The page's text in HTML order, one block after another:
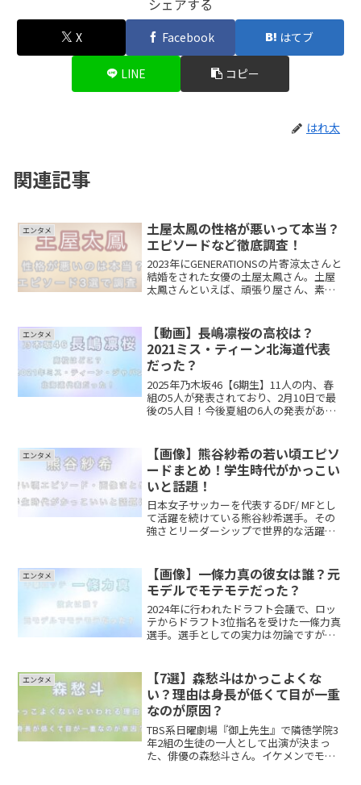
シェアする
X Facebook はてブ
LINE コピー
はれ太
関連記事
エンタメ
土屋太鳳の性格が悪いって本当？
エピソードなど徹底調査！
2023年にGENERATIONSの片寄涼太さんと
結婚をされた女優の土屋太鳳さん。土屋
太鳳さんといえば、頑張り屋さん、素
性格が悪いと言われているのでしょう
か。今回は、土...
エンタメ
【動画】長嶋凛桜の高校は？
2021ミス・ティーン北海道代表
だった？
2025年乃木坂46【6期生】11人の内、春
組の5人が発表されており、2月10日で最
後の5人目！今後夏組の6人の発表がある
い！」「透明感がすごい！」「齋藤飛鳥
に似ている！」...
エンタメ
【画像】熊谷紗希の若い頃エピソ
ードまとめ！学生時代がかっこい
いと話題！
日本女子サッカーを代表するDF/ MFとし
て活躍を続けている熊谷紗希選手。その
強さとリーダーシップで世界的な活躍を
ました。是非最後までご覧ください。熊
谷紗希の若い頃のエ...
エンタメ
【画像】一條力真の彼女は誰？元
モデルでモテモテだった？
2024年に行われたドラフト会議で、ロッ
テからドラフト3位指名を受けた一條力真
選手。選手としての実力は勿論ですが、
女性ファンも急増しているそうです。そ
こで今回は、 ...
エンタメ
【7選】森愁斗はかっこよくな
い？理由は身長が低くて目が一重
なのが原因？
TBS系日曜劇場『御上先生』で隣徳学院3
年2組の生徒の一人として出演が決まっ
た、俳優の森愁斗さん。イケメンでモデ